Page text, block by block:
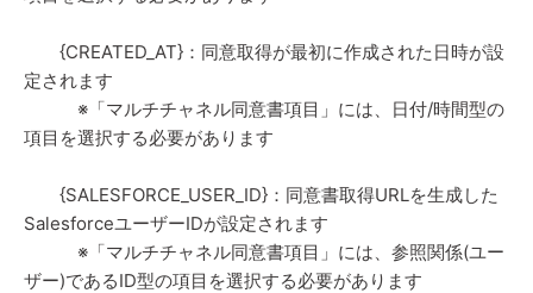
{CREATED_AT}：同意取得が最初に作成された日時が設
定されます
※「マルチチャネル同意書項目」には、日付/時間型の
項目を選択する必要があります
{SALESFORCE_USER_ID}：同意書取得URLを生成した
SalesforceユーザーIDが設定されます
※「マルチチャネル同意書項目」には、参照関係(ユー
ザー)であるID型の項目を選択する必要があります